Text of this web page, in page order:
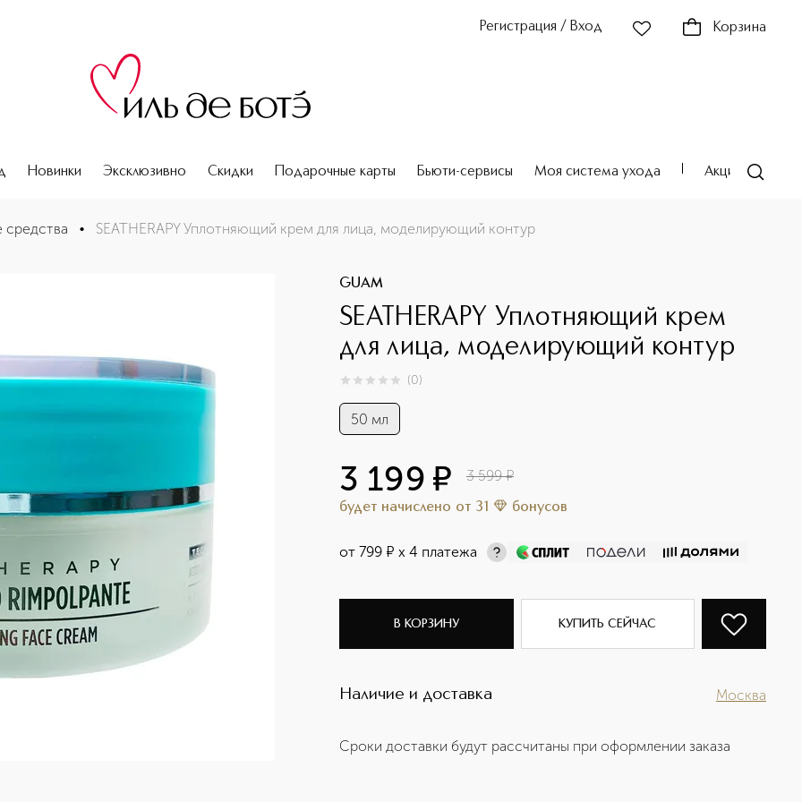
Регистрация / Вход Корзина
Новинки Эксклюзивно Скидки Подарочные карты Бьюти-сервисы Моя система ухода Акции
контур
средства • SEATHERAPY Уплотняющий крем для лица, моделирующий контур
GUAM
SEATHERAPY Уплотняющий крем
для лица, моделирующий контур
0из 0 (0)
50 мл
3 199 ¤ 3 599 ¤
будет начислено от 31 бонусов
от799 ¤ х 4 платежа
В КОРЗИНУ КУПИТЬ СЕЙЧАС
Наличие и доставка Москва
Сроки доставки будут рассчитаны при оформлении заказа